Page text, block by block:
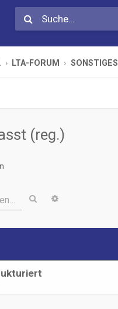
LTA-FORUM SONSTIGES
(reg.)
Suche